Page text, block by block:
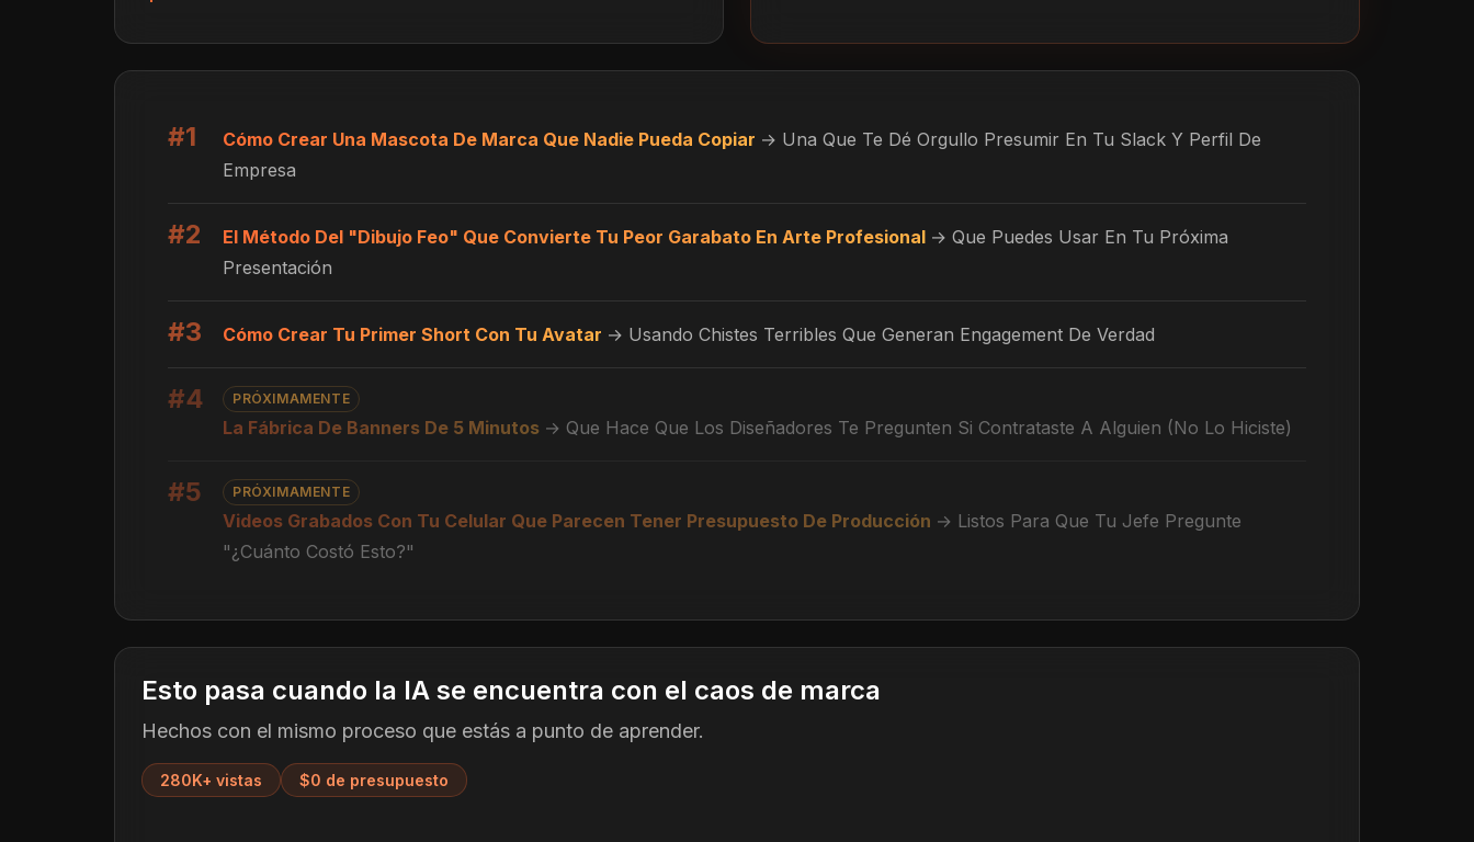
#1 Cómo Crear Una Mascota De Marca Que Nadie Pueda Copiar → Una Que Te Dé Orgullo Presumir En Tu Slack Y Perfil De
Empresa
#2 El Método Del "Dibujo Feo" Que Convierte Tu Peor Garabato En Arte Profesional → Que Puedes Usar En Tu Próxima
Presentación
#3 Cómo Crear Tu Primer Short Con Tu Avatar → Usando Chistes Terribles Que Generan Engagement De Verdad
#4 PRÓXIMAMENTE
La Fábrica De Banners De 5 Minutos → Que Hace Que Los Diseñadores Te Pregunten Si Contrataste A Alguien (No Lo Hiciste)
#5 PRÓXIMAMENTE
Videos Grabados Con Tu Celular Que Parecen Tener Presupuesto De Producción → Listos Para Que Tu Jefe Pregunte
"¿Cuánto Costó Esto?"
Esto pasa cuando la IA se encuentra con el caos de marca
Hechos con el mismo proceso que estás a punto de aprender.
280K+ vistas $0 de presupuesto